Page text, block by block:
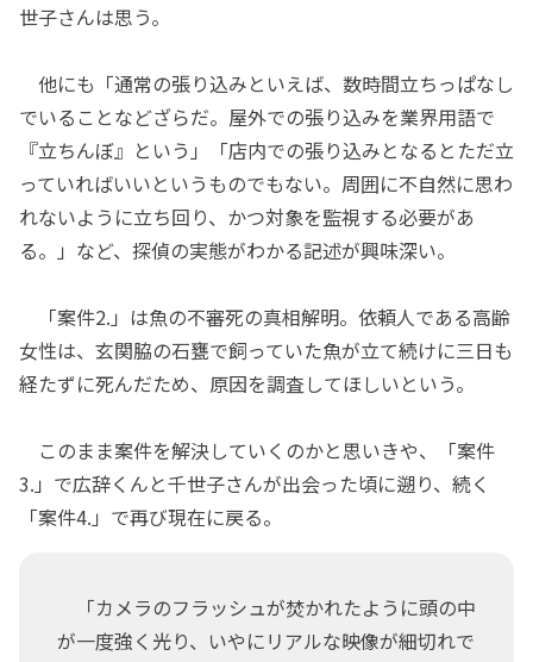
世子さんは思う。
他にも「通常の張り込みといえば、数時間立ちっぱなし
でいることなどざらだ。屋外での張り込みを業界用語で
『立ちんぼ』という」「店内での張り込みとなるとただ立
っていればいいというものでもない。周囲に不自然に思わ
れないように立ち回り、かつ対象を監視する必要があ
る。」など、探偵の実態がわかる記述が興味深い。
「案件2.」は魚の不審死の真相解明。依頼人である高齢
女性は、玄関脇の石甕で飼っていた魚が立て続けに三日も
経たずに死んだため、原因を調査してほしいという。
このまま案件を解決していくのかと思いきや、「案件
3.」で広辞くんと千世子さんが出会った頃に遡り、続く
「案件4.」で再び現在に戻る。
「カメラのフラッシュが焚かれたように頭の中
が一度強く光り、いやにリアルな映像が細切れで